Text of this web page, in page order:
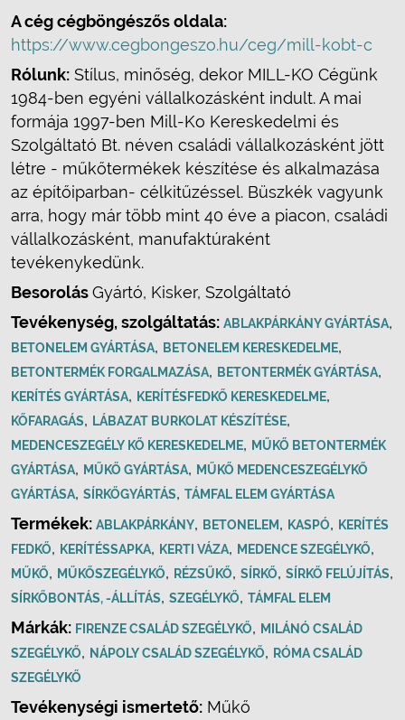
A cég cégböngészős oldala:
https://www.cegbongeszo.hu/ceg/mill-kobt-c
Rólunk: Stílus, minőség, dekor MILL-KO Cégünk
1984-ben egyéni vállalkozásként indult. A mai
formája 1997-ben Mill-Ko Kereskedelmi és
Szolgáltató Bt. néven családi vállalkozásként jött
létre - műkőtermékek készítése és alkalmazása
az építőiparban- célkitűzéssel. Büszkék vagyunk
arra, hogy már több mint 40 éve a piacon, családi
vállalkozásként, manufaktúraként
tevékenykedünk.
BesorolásGyártó, Kisker, Szolgáltató
Tevékenység, szolgáltatás: ABLAKPÁRKÁNY GYÁRTÁSA,
BETONELEM GYÁRTÁSA, BETONELEM KERESKEDELME,
BETONTERMÉK FORGALMAZÁSA, BETONTERMÉK GYÁRTÁSA,
KERÍTÉS GYÁRTÁSA, KERÍTÉSFEDKŐ KERESKEDELME,
KŐFARAGÁS, LÁBAZAT BURKOLAT KÉSZÍTÉSE,
MEDENCESZEGÉLY KŐ KERESKEDELME, MŰKŐ BETONTERMÉK
GYÁRTÁSA, MŰKŐ GYÁRTÁSA, MŰKŐ MEDENCESZEGÉLYKŐ
GYÁRTÁSA, SÍRKŐGYÁRTÁS, TÁMFAL ELEM GYÁRTÁSA
Termékek: ABLAKPÁRKÁNY, BETONELEM, KASPÓ, KERÍTÉS
FEDKŐ, KERÍTÉSSAPKA, KERTI VÁZA, MEDENCE SZEGÉLYKŐ,
MŰKŐ, MŰKŐSZEGÉLYKŐ, RÉZSŰKŐ, SÍRKŐ, SÍRKŐ FELÚJÍTÁS,
SÍRKŐBONTÁS, -ÁLLÍTÁS, SZEGÉLYKŐ, TÁMFAL ELEM
Márkák: FIRENZE CSALÁD SZEGÉLYKŐ, MILÁNÓ CSALÁD
SZEGÉLYKŐ, NÁPOLY CSALÁD SZEGÉLYKŐ, RÓMA CSALÁD
SZEGÉLYKŐ
Tevékenységi ismertető: Műkő